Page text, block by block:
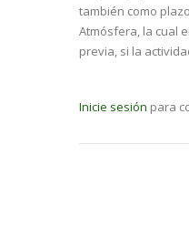
también como
Atmósfera, la cual
previa, si la
Inicie sesión para